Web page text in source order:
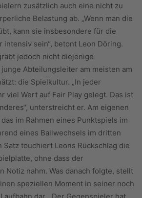
zusätzlich auch eine nicht zu
Belastung ab. „Wenn man die
kann sie insbesondere für die
intensiv sein“, betont Leon Döring.
jedoch nicht diejenige
Abteilungsleiter am meisten am
die Spielkultur. „In jeder
viel Wert auf Fair Play gelegt. Das ist
unterstreicht er. Am eigenen
im Rahmen eines Punktspiels im
eines Ballwechsels im dritten
Satz touchiert Leons Rückschlag die
ohne dass der
Notiz nahm. Was danach folgte, stellt
speziellen Moment in seiner noch
dar. „Der Gegenspieler hat